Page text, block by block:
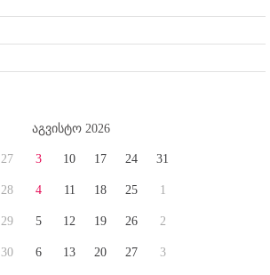
აგვისტო 2026
27
28
29
30
3
4
5
6
10
11
12
13
17
18
19
20
24
25
26
27
31
1
2
3